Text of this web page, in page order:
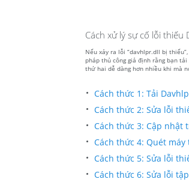
Cách xử lý sự cố lỗi thiếu
Nếu xảy ra lỗi “davhlpr.dll bị
pháp thủ công giả định rằng bạn
thứ hai dễ dàng hơn nhiều khi mà
Cách thức 1: Tải
Cách thức 2: Sửa lỗi
Cách thức 3: Cập
Cách thức 4: Quét
Cách thức 5: Sửa lỗi
Cách thức 6: Sửa lỗi